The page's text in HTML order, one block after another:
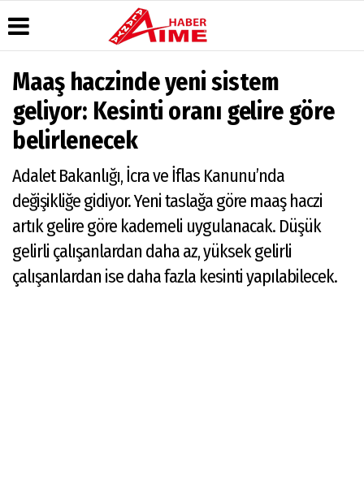
Üye Paneli
Haber
Arşivi
Arşivi
Günün
Haberleri
Hava
Durumu
Gazete
Manşetleri
Anketler
Biyografiler
Yazarları
Foto
AlanyaTime
TV
Canlı Uçak
Seyir
Takip
Künye
Maaş haczinde yeni sistem
geliyor: Kesinti oranı gelire göre
belirlenecek
Adalet Bakanlığı, İcra ve İflas Kanunu’nda
değişikliğe gidiyor. Yeni taslağa göre maaş haczi
artık gelire göre kademeli uygulanacak. Düşük
gelirli çalışanlardan daha az, yüksek gelirli
çalışanlardan ise daha fazla kesinti yapılabilecek.